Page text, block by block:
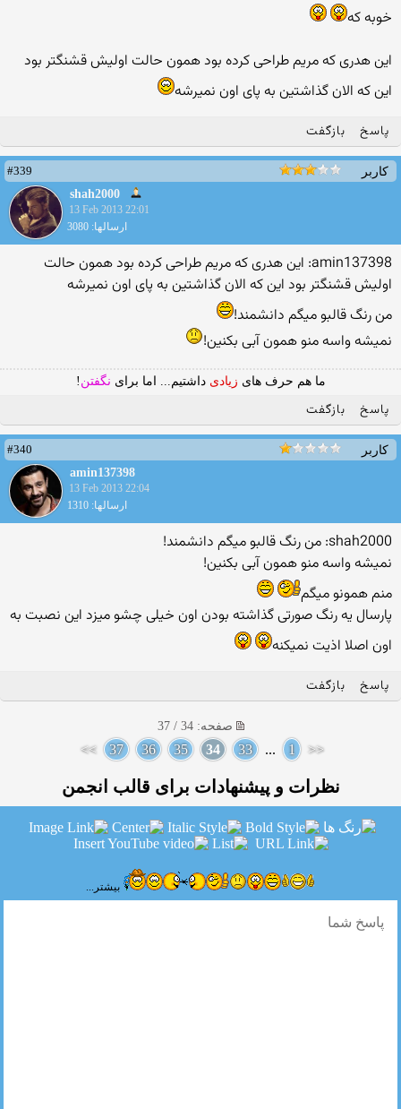
خوبه که
این هدری که مریم طراحی کرده بود همون حالت اولیش قشنگتر بود
این که الان گذاشتین به پای اون نمیرشه
پاسخ بازگفت
کاربر
#339
shah2000
13 Feb 2013 22:01
ارسالها: 3080
amin137398: این هدری که مریم طراحی کرده بود همون حالت
اولیش قشنگتر بود این که الان گذاشتین به پای اون نمیرشه
من رنگ قالبو میگم دانشمند!
نمیشه واسه منو همون آبی بکنین!
ما هم حرف های زیادی داشتیم... اما برای نگفتن !
پاسخ بازگفت
کاربر
#340
amin137398
13 Feb 2013 22:04
ارسالها: 1310
shah2000: من رنگ قالبو میگم دانشمند!
نمیشه واسه منو همون آبی بکنین!
منم همونو میگم
پارسال یه رنگ صورتی گذاشته بودن اون خیلی چشو میزد این نصبت به
اون اصلا اذیت نمیکنه
پاسخ بازگفت
صفحه: 34 / 37
<<
1
...
33
34
35
36
37
>>
نظرات و پیشنهادات برای قالب انجمن
بیشتر...